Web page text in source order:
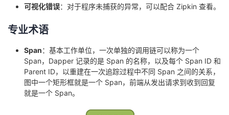
可视化错误：对于程序未捕获的异常，可以配合 Zipkin 查看。
专业术语
Span：基本工作单位，一次单独的调用链可以称为一个
Span，Dapper 记录的是 Span 的名称，以及每个 Span ID 和
Parent ID，以重建在一次追踪过程中不同 Span 之间的关系，
图中一个矩形框就是一个 Span，前端从发出请求到收到回复
就是一个 Span。